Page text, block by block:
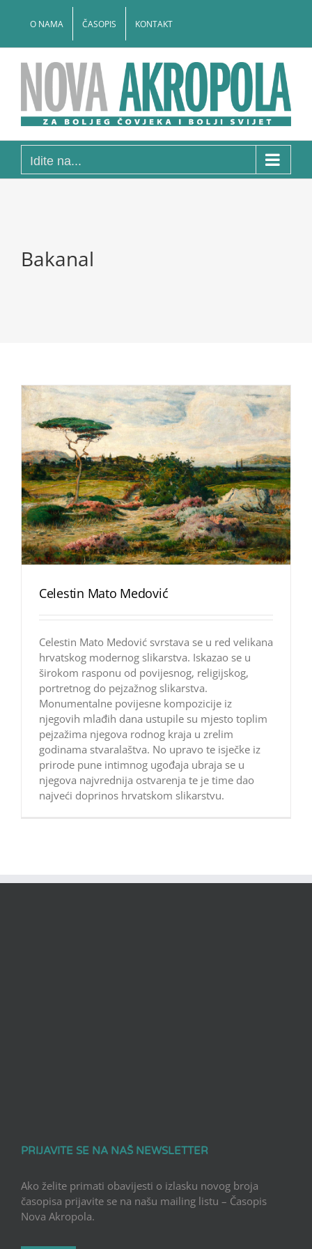
O NAMA ČASOPIS KONTAKT
Idite na...
Bakanal
Celestin Mato Medović
Celestin Mato Medović svrstava se u red velikana
hrvatskog modernog slikarstva. Iskazao se u
širokom rasponu od povijesnog, religijskog,
portretnog do pejzažnog slikarstva.
Monumentalne povijesne kompozicije iz
njegovih mlađih dana ustupile su mjesto toplim
pejzažima njegova rodnog kraja u zrelim
godinama stvaralaštva. No upravo te isječke iz
prirode pune intimnog ugođaja ubraja se u
njegova najvrednija ostvarenja te je time dao
najveći doprinos hrvatskom slikarstvu.
PRIJAVITE SE NA NAŠ NEWSLETTER
Ako želite primati obavijesti o izlasku novog broja
časopisa prijavite se na našu mailing listu – Časopis
Nova Akropola.